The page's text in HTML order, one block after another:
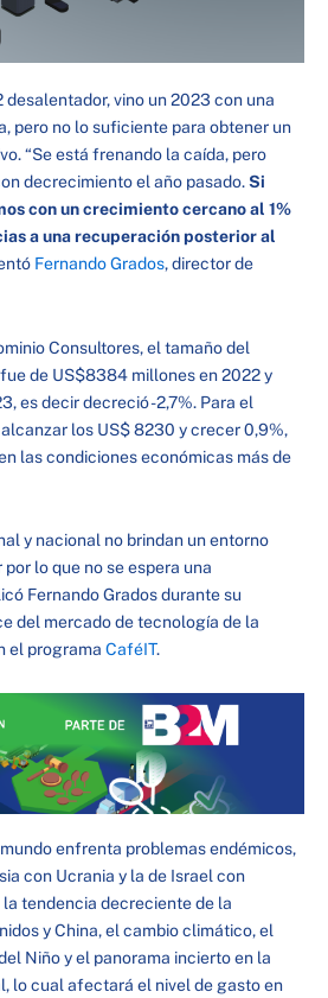
desalentador, vino un 2023 con una
pero no lo suficiente para obtener un
“Se está frenando la caída, pero
decrecimiento el año pasado.Si
con un crecimiento cercano al 1%
a una recuperación posterior al
Fernando Grados, director de
Consultores, el tamaño del
de US$8384 millones en 2022 y
es decir decreció -2,7%. Para el
los US$ 8230 y crecer 0,9%,
las condiciones económicas más de
y nacional no brindan un entorno
lo que no se espera una
Fernando Grados durante su
del mercado de tecnología de la
el programa CaféIT.
enfrenta problemas endémicos,
con Ucrania y la de Israel con
la tendencia decreciente de la
y China, el cambio climático, el
Niño y el panorama incierto en la
lo cual afectará el nivel de gasto en